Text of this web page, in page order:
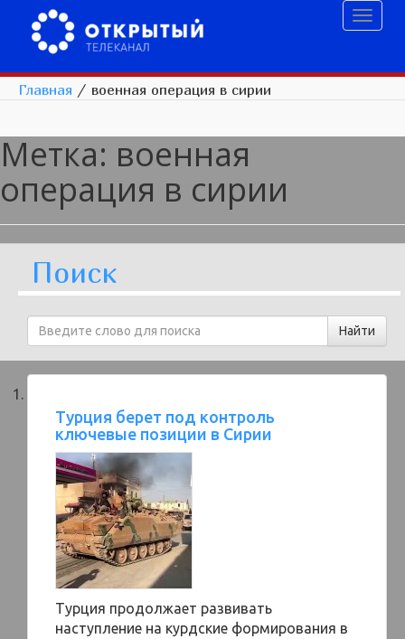
Главная / военная операция в сирии
Метка: военная
операция в сирии
Поиск
Турция берет под контроль
ключевые позиции в Сирии
Турция продолжает развивать
наступление на курдские формирования в